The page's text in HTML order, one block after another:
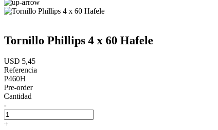
Tornillo Phillips 4 x 60 Hafele
USD 5,45
Referencia
P460H
Pre-order
Cantidad
-
+